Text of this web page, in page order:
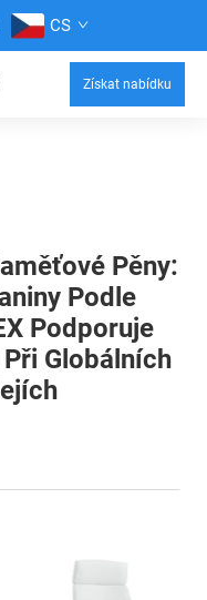
CS
Získat nabídku
Pěny:
Podle
Podporuje
Globálních